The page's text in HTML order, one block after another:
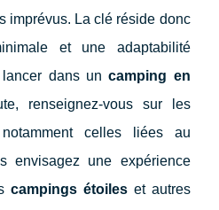
imprévus. La clé réside donc
et une adaptabilité
lancer dans uncamping en
renseignez-vous sur les
notamment celles liées au
envisagez une expérience
campings étoileset autres